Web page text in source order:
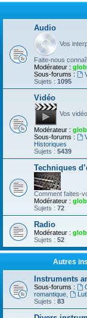
Audio
Vos
Faite-nous
Modérateur :
Sous-forums :
Sujets : 1095
Vidéo
Vos
Modérateur :
Sous-forums :
Historiques
Sujets : 5439
Techniques
Comment faites-
Modérateur :
Sujets : 72
Radio
Modérateur :
Sujets : 52
Autres
Instruments
Sous-forums :
romantique
Sujets : 83